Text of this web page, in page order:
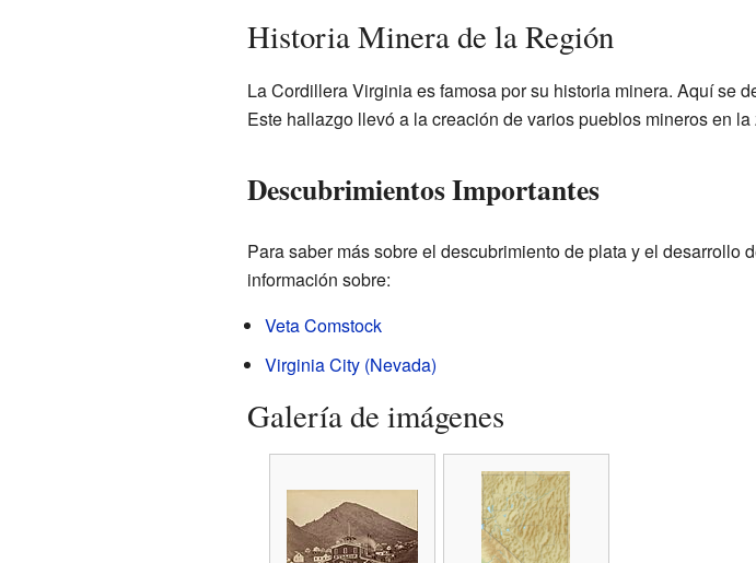
Historia Minera de la Región
La Cordillera Virginia es famosa por su historia minera. Aquí se
Este hallazgo llevó a la creación de varios pueblos mineros en la
Descubrimientos Importantes
Para saber más sobre el descubrimiento de plata y el
información sobre:
Veta Comstock
Virginia City (Nevada)
Galería de imágenes